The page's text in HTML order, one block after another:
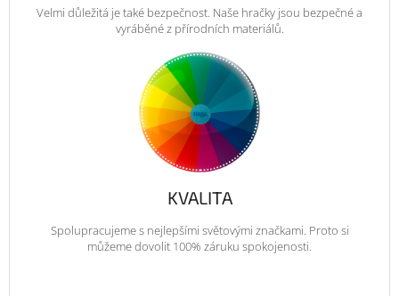
Velmi důležitá je také bezpečnost. Naše hračky jsou bezpečné a
vyráběné z přírodních materiálů.
KVALITA
Spolupracujeme s nejlepšími světovými značkami. Proto si
můžeme dovolit 100% záruku spokojenosti.